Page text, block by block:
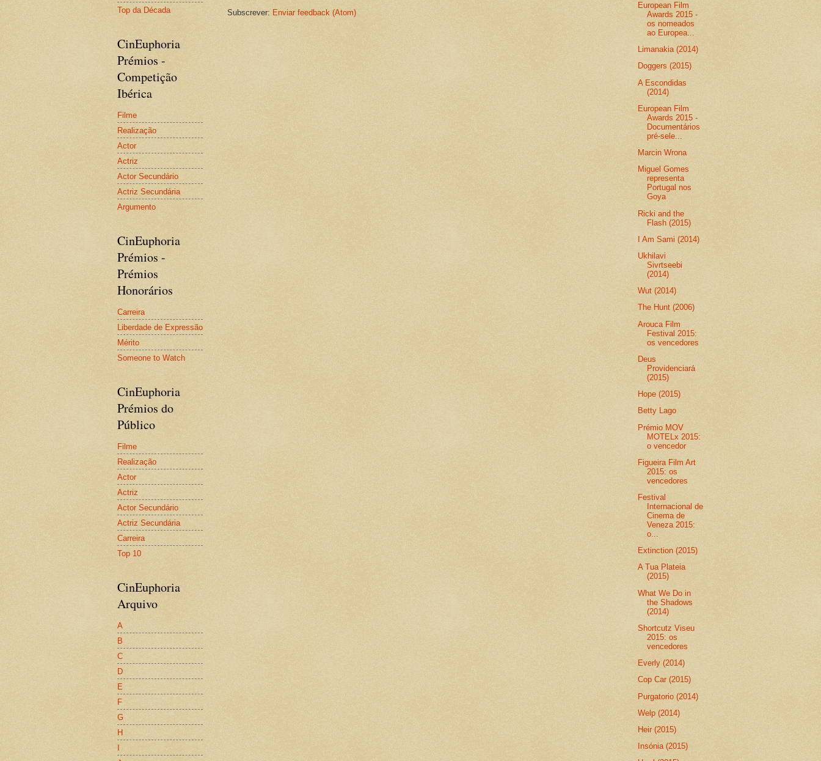
Subscrever: Enviar feedback (Atom)
Top da Década
CinEuphoria
Prémios -
Competição
Ibérica
Filme
Realização
Actor
Actriz
Actor Secundário
Actriz Secundária
Argumento
CinEuphoria
Prémios -
Prémios
Honorários
Carreira
Liberdade de Expressão
Mérito
Someone to Watch
CinEuphoria
Prémios do
Público
Filme
Realização
Actor
Actriz
Actor Secundário
Actriz Secundária
Carreira
Top 10
CinEuphoria
Arquivo
A
B
C
D
E
F
G
H
I
European Film
Awards 2015 -
os nomeados
ao Europea...
Limanakia (2014)
Doggers (2015)
A Escondidas
(2014)
European Film
Awards 2015 -
Documentários
pré-sele...
Marcin Wrona
Miguel Gomes
representa
Portugal nos
Goya
Ricki and the
Flash (2015)
I Am Sami (2014)
Ukhilavi
Sivrtseebi
(2014)
Wut (2014)
The Hunt (2006)
Arouca Film
Festival 2015:
os vencedores
Deus
Providenciará
(2015)
Hope (2015)
Betty Lago
Prémio MOV
MOTELx 2015:
o vencedor
Figueira Film Art
2015: os
vencedores
Festival
Internacional de
Cinema de
Veneza 2015:
o...
Extinction (2015)
A Tua Plateia
(2015)
What We Do in
the Shadows
(2014)
Shortcutz Viseu
2015: os
vencedores
Everly (2014)
Cop Car (2015)
Purgatorio (2014)
Welp (2014)
Heir (2015)
Insónia (2015)